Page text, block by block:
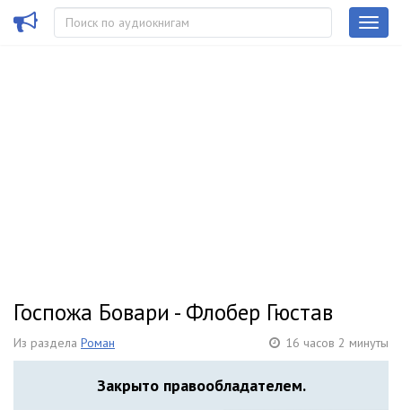
Госпожа Бовари - Флобер Гюстав
Из раздела Роман 16 часов 2 минуты
Закрыто правообладателем.